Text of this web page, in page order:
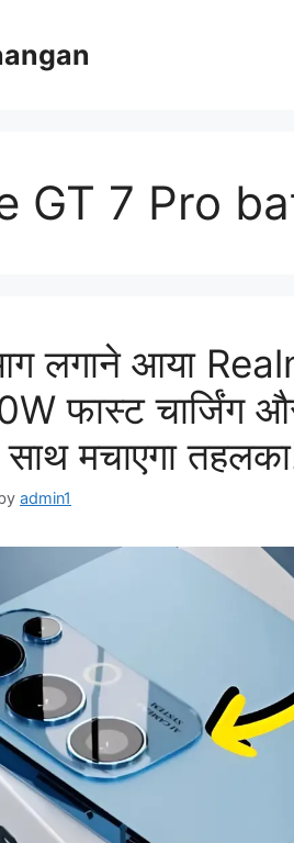
GT 7 Pro
लगाने आया
फास्ट
मचाएगा
admin1